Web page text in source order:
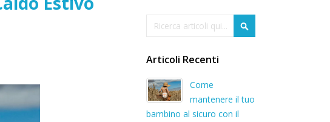
Cerca
Articoli Recenti
Come
mantenere il tuo
bambino al sicuro con il